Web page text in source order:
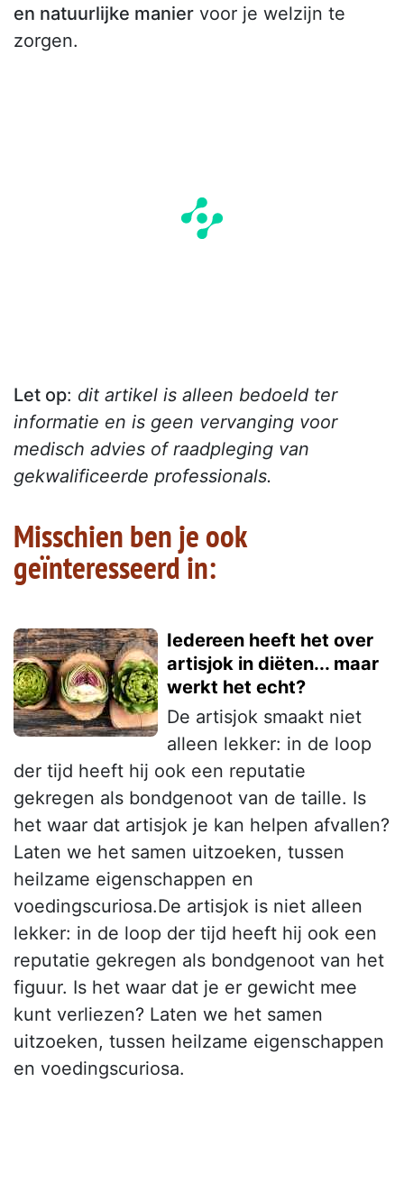
en natuurlijke manier voor je welzijn te
zorgen.
Let op: dit artikel is alleen bedoeld ter
informatie en is geen vervanging voor
medisch advies of raadpleging van
gekwalificeerde professionals.
Misschien ben je ook
geïnteresseerd in:
Iedereen heeft het over
artisjok in diëten... maar
werkt het echt?
De artisjok smaakt niet
alleen lekker: in de loop
der tijd heeft hij ook een reputatie
gekregen als bondgenoot van de taille. Is
het waar dat artisjok je kan helpen afvallen?
Laten we het samen uitzoeken, tussen
heilzame eigenschappen en
voedingscuriosa.De artisjok is niet alleen
lekker: in de loop der tijd heeft hij ook een
reputatie gekregen als bondgenoot van het
figuur. Is het waar dat je er gewicht mee
kunt verliezen? Laten we het samen
uitzoeken, tussen heilzame eigenschappen
en voedingscuriosa.